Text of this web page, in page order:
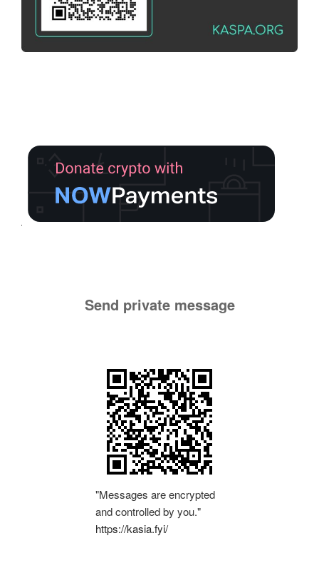
Send private message
"Messages are encrypted
and controlled by you."
https://kasia.fyi/